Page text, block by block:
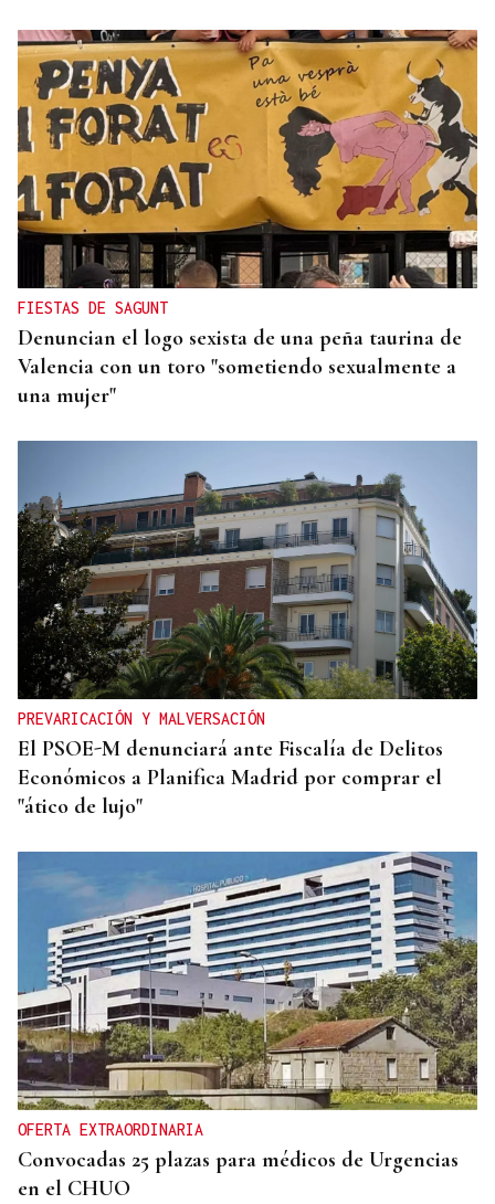
CONTROL DE POBOACIÓN
A Limia, “zona cero” para o censo das aves galegas
FIESTAS DE SAGUNT
Denuncian el logo sexista de una peña taurina de
Valencia con un toro "sometiendo sexualmente a
una mujer"
PREVARICACIÓN Y MALVERSACIÓN
El PSOE-M denunciará ante Fiscalía de Delitos
Económicos a Planifica Madrid por comprar el
"ático de lujo"
OFERTA EXTRAORDINARIA
Convocadas 25 plazas para médicos de Urgencias
en el CHUO